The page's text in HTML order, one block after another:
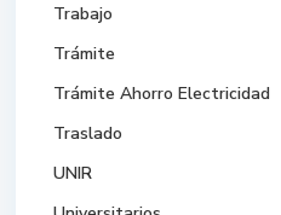
Trabajo
Trámite
Trámite Ahorro Electricidad
Traslado
UNIR